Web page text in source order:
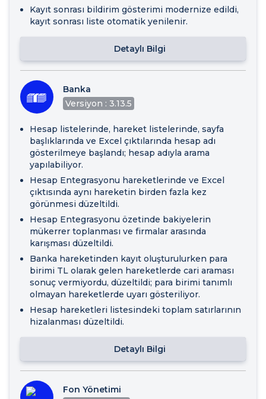
Kayıt sonrası bildirim gösterimi modernize edildi,
kayıt sonrası liste otomatik yenilenir.
Detaylı Bilgi
Banka
Versiyon : 3.13.5
Hesap listelerinde, hareket listelerinde, sayfa
başlıklarında ve Excel çıktılarında hesap adı
gösterilmeye başlandı; hesap adıyla arama
yapılabiliyor.
Hesap Entegrasyonu hareketlerinde ve Excel
çıktısında aynı hareketin birden fazla kez
görünmesi düzeltildi.
Hesap Entegrasyonu özetinde bakiyelerin
mükerrer toplanması ve firmalar arasında
karışması düzeltildi.
Banka hareketinden kayıt oluşturulurken para
birimi TL olarak gelen hareketlerde cari araması
sonuç vermiyordu, düzeltildi; para birimi tanımlı
olmayan hareketlerde uyarı gösteriliyor.
Hesap hareketleri listesindeki toplam satırlarının
hizalanması düzeltildi.
Detaylı Bilgi
Fon Yönetimi